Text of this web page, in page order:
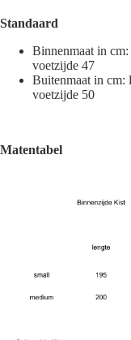
Standaard
Binnenmaat in
voetzijde 47
Buitenmaat in cm:
voetzijde 50
Matentabel